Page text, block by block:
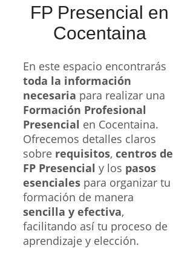
FP Presencial en
Cocentaina
En este espacio encontrarás
toda la información
necesaria para realizar una
Formación Profesional
Presencial en Cocentaina.
Ofrecemos detalles claros
sobre requisitos, centros de
FP Presencial y los pasos
esenciales para organizar tu
formación de manera
sencilla y efectiva,
facilitando así tu proceso de
aprendizaje y elección.